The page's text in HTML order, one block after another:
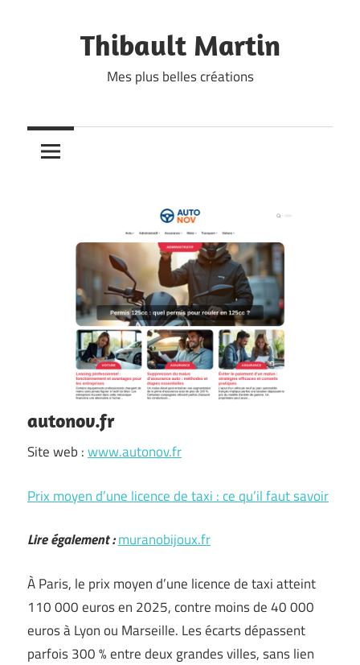
Thibault Martin
Mes plus belles créations
autonov.fr
Site web :www.autonov.fr
Prix moyen d’une licence de taxi : ce qu’il faut savoir
Lire également :muranobijoux.fr
À Paris, le prix moyen d’une licence de taxi atteint
110 000 euros en 2025, contre moins de 40 000
euros à Lyon ou Marseille. Les écarts dépassent
parfois 300 % entre deux grandes villes, sans lien